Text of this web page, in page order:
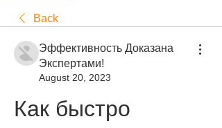
Back
Эффективность Доказана
Экспертами!
August 20, 2023
Как быстро